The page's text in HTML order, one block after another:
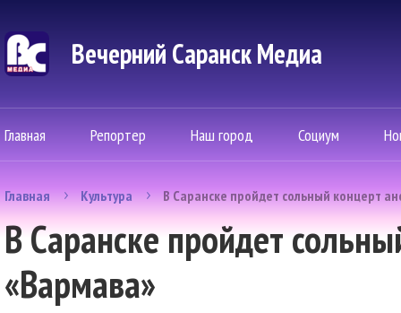
Вечерний Саранск Mедиа
Главная Репортер Наш город Социум
Главная Культура В Саранске пройдет сольный концерт
В Саранске пройдет
«Вармава»